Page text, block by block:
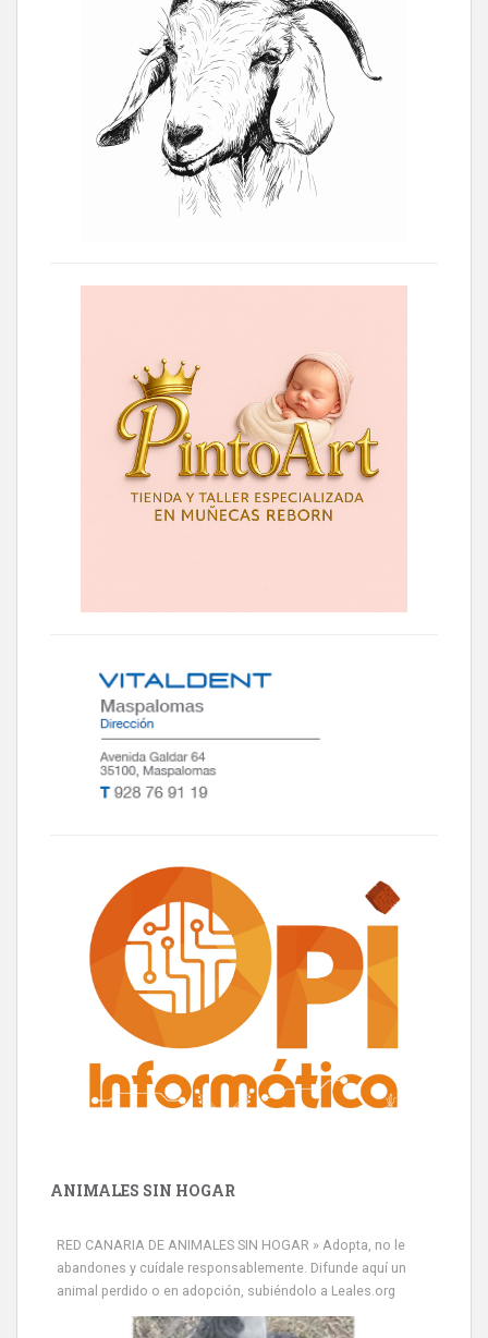
ANIMALES SIN HOGAR
RED CANARIA DE ANIMALES SIN HOGAR » Adopta, no le
abandones y cuídale responsablemente. Difunde aquí un
animal perdido o en adopción, subiéndolo a Leales.org
» Míralo en todos los navegadores y en Google Play con Leales.org
o en todas las redes sociales c...
Leales.org » Gran Canaria
9.7.2025